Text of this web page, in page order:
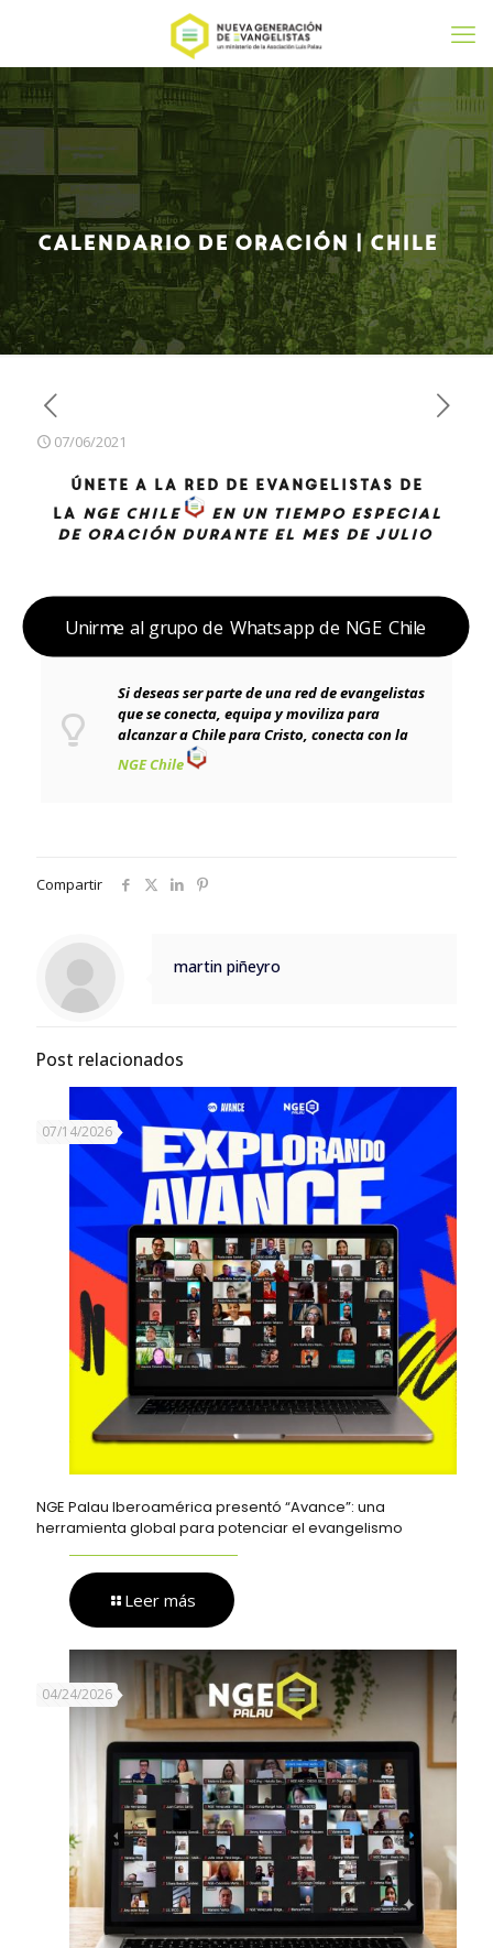
Calendario de oración | Chile
07/06/2021
Únete a la red de evangelistas de
la NGE Chile
en un tiempo especial
de oración durante el mes de julio
Unirme al grupo de Whatsapp de NGE Chile
Si deseas ser parte de una red de evangelistas
que se conecta, equipa y moviliza para
alcanzar a Chile para Cristo, conecta con la
NGE Chile
Compartir
martin piñeyro
Post relacionados
07/14/2026
NGE Palau Iberoamérica presentó “Avance”: una
herramienta global para potenciar el evangelismo
Leer más
04/24/2026